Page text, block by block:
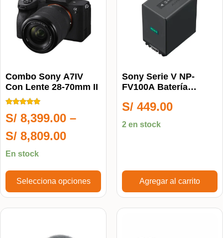
Combo Sony A7IV
Con Lente 28-70mm II
5.00
de 5
S/ 8,399.00 –
S/ 8,809.00
En stock
Selecciona opciones
Sony Serie V NP-
FV100A Batería
S/ 449.00
2 en stock
Agregar al carrito